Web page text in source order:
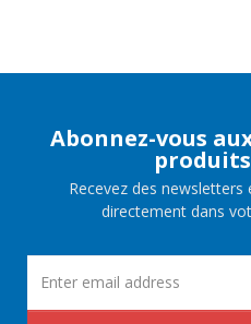
Abonnez-vous
Recevez des
directement dans